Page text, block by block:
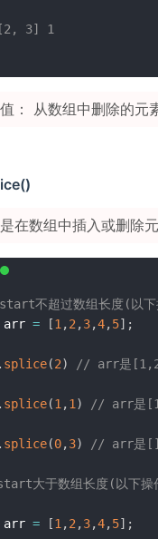
3] 1
： 从数组中删除的元
在数组中插入或删除
不超过数组长度(以下
arr = [1 ,2 ,3,4,5] ;
. splice(2) // arr是
. splice(1 ,1 ) // arr是
. splice(0,3) // arr是[]，
大于数组长度(以下操
arr = [1 ,2 ,3,4,5] ;